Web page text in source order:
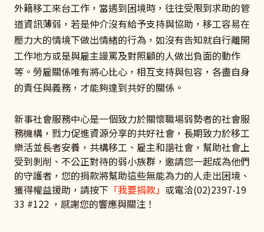
外籍移工來台工作，當遇到困境時，往往受限到求助的管
道資訊薄弱，若是仲介沒有給予支持與協助，移工容易在
壓力大的情境下做出情緒的行為，如沒有告知就自行離開
工作地方或是與雇主謾罵及對照顧的人做出負面的動作
等。勞雇關係唯有將心比心，相互支持與包容，各盡自身
的責任與義務，才能夠達到共好的關係。
新事社會服務中心是一個致力於關懷職場弱勢者的社會服
務機構，戮力促進資源分享的共好社會，長期致力於移工
樂活並長者安養，共構移工、雇主和諧社會，幫助社會上
受到剝削、不公正對待的弱小族群，邀請您一起成為他們
的守護者，您的捐款將幫助這些無能為力的人走出困境、
獲得權益援助，請按下 「我要捐款」 或電洽(02)2397-19
33 #122 ，感謝您的響應與關注！